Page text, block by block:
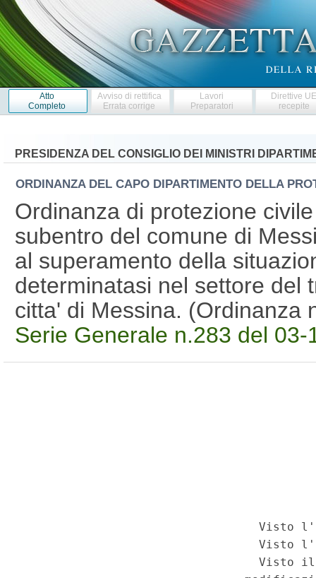
Atto
Completo
Avviso di rettifica
Errata corrige
Lavori
Preparatori
Direttive
recepite
PRESIDENZA DEL CONSIGLIO DEI MINISTRI
ORDINANZA DEL CAPO DIPARTIMENTO DELLA
Ordinanza di protezione
subentro del comune di
al superamento della
determinatasi nel settore del
citta' di Messina. (Ordinanza
Serie Generale n.283 del 03-